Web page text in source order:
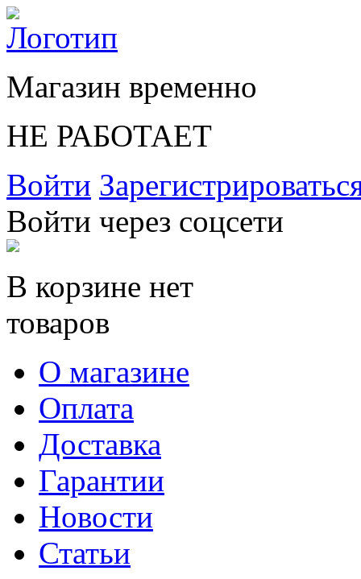
Магазин временно
НЕ РАБОТАЕТ
Войти
Войти через соцсети
В корзине нет
товаров
О магазине
Оплата
Доставка
Гарантии
Новости
Статьи